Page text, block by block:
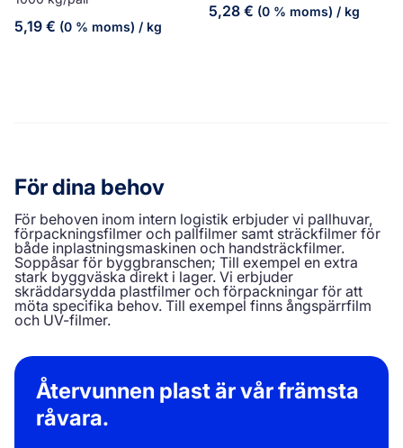
5,19 € (0 % moms) / kg
5,28 € (0 % moms) / kg
För dina behov
För behoven inom intern logistik erbjuder vi pallhuvar,
förpackningsfilmer och pallfilmer samt sträckfilmer för
både inplastningsmaskinen och handsträckfilmer.
Soppåsar för byggbranschen; Till exempel en extra
stark byggväska direkt i lager. Vi erbjuder
skräddarsydda plastfilmer och förpackningar för att
möta specifika behov. Till exempel finns ångspärrfilm
och UV-filmer.
Återvunnen plast är vår främsta
råvara.